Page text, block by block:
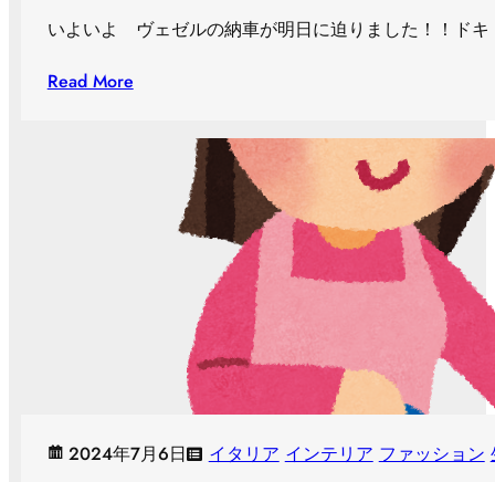
いよいよ ヴェゼルの納車が明日に迫りました！！ド
Read More
2024年7月6日 イタリア インテリア ファッション